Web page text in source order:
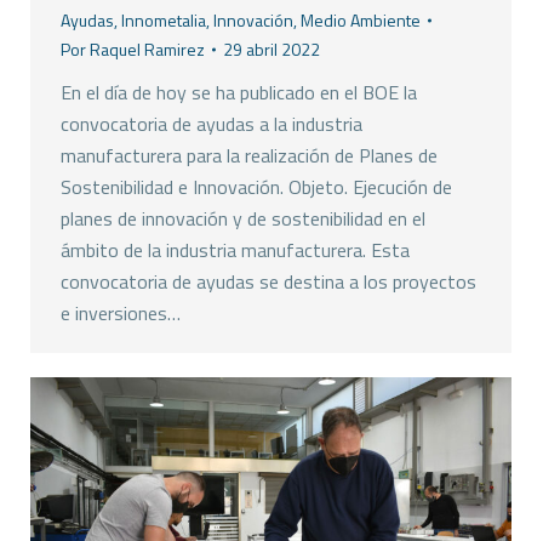
Ayudas,Innometalia,Innovación,Medio Ambiente
PorRaquel Ramirez 29 abril 2022
En el día de hoy se ha publicado en el BOE la
convocatoria de ayudas a la industria
manufacturera para la realización de Planes de
Sostenibilidad e Innovación. Objeto. Ejecución de
planes de innovación y de sostenibilidad en el
ámbito de la industria manufacturera. Esta
convocatoria de ayudas se destina a los proyectos
e inversiones…